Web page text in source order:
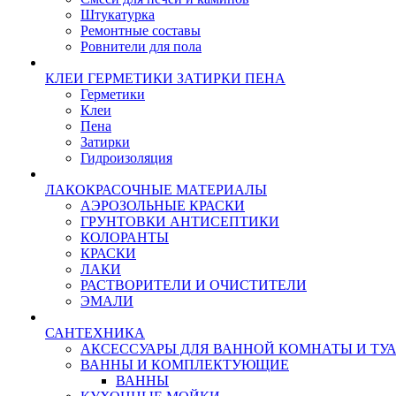
Штукатурка
Ремонтные составы
Ровнители для пола
КЛЕИ ГЕРМЕТИКИ ЗАТИРКИ ПЕНА
Герметики
Клеи
Пена
Затирки
Гидроизоляция
ЛАКОКРАСОЧНЫЕ МАТЕРИАЛЫ
АЭРОЗОЛЬНЫЕ КРАСКИ
ГРУНТОВКИ АНТИСЕПТИКИ
КОЛОРАНТЫ
КРАСКИ
ЛАКИ
РАСТВОРИТЕЛИ И ОЧИСТИТЕЛИ
ЭМАЛИ
САНТЕХНИКА
АКСЕССУАРЫ ДЛЯ ВАННОЙ КОМНАТЫ И
ВАННЫ И КОМПЛЕКТУЮЩИЕ
ВАННЫ